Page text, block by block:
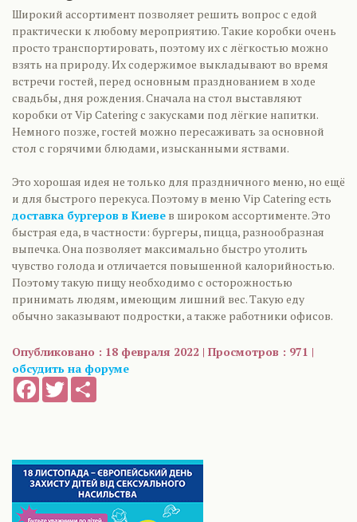
Широкий ассортимент позволяет решить вопрос с едой
практически к любому мероприятию. Такие коробки очень
просто транспортировать, поэтому их с лёгкостью можно
взять на природу. Их содержимое выкладывают во время
встречи гостей, перед основным празднованием в ходе
свадьбы, дня рождения. Сначала на стол выставляют
коробки от Vip Catering с закусками под лёгкие напитки.
Немного позже, гостей можно пересаживать за основной
стол с горячими блюдами, изысканными яствами.
Это хорошая идея не только для праздничного меню, но ещё
и для быстрого перекуса. Поэтому в меню Vip Catering есть
доставка бургеров в Киеве в широком ассортименте. Это
быстрая еда, в частности: бургеры, пицца, разнообразная
выпечка. Она позволяет максимально быстро утолить
чувство голода и отличается повышенной калорийностью.
Поэтому такую пищу необходимо с осторожностью
принимать людям, имеющим лишний вес. Такую еду
обычно заказывают подростки, а также работники офисов.
Опубликовано : 18 февраля 2022 | Просмотров : 971 |
обсудить на форуме
FacebookTwitter